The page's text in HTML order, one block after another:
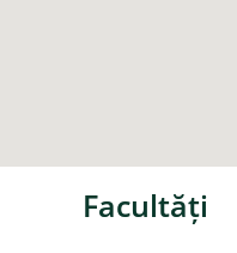
Facultăţi